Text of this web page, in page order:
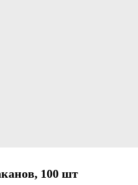
100 шт